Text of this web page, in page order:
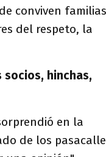
conviven
del respeto, la
hinchas,
en la
de los